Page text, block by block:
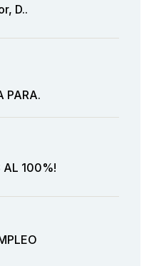
D..
PARA.
AL 100%!